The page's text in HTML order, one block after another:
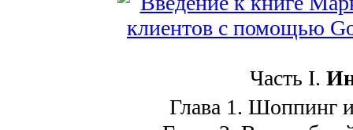
Часть I.
Глава 1. Шоппинг